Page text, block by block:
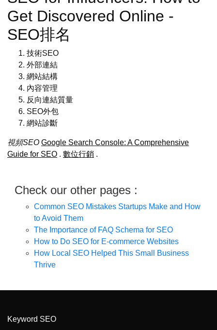
Get Discovered Online -
SEO排名
技術SEO
外部連結
網站結構
內容管理
反向連結質量
SEO外包
網站診斷
視頻SEO Google Search Console: A Comprehensive
Guide for SEO . 數位行銷 .
Check our other pages :
Common SEO Mistakes Startups Make and How
to Avoid Them
The Importance of FAQ Schema for SEO
How to Do SEO for E-commerce Websites
How Local SEO Helped This Small Business
Thrive
Keyword SEO